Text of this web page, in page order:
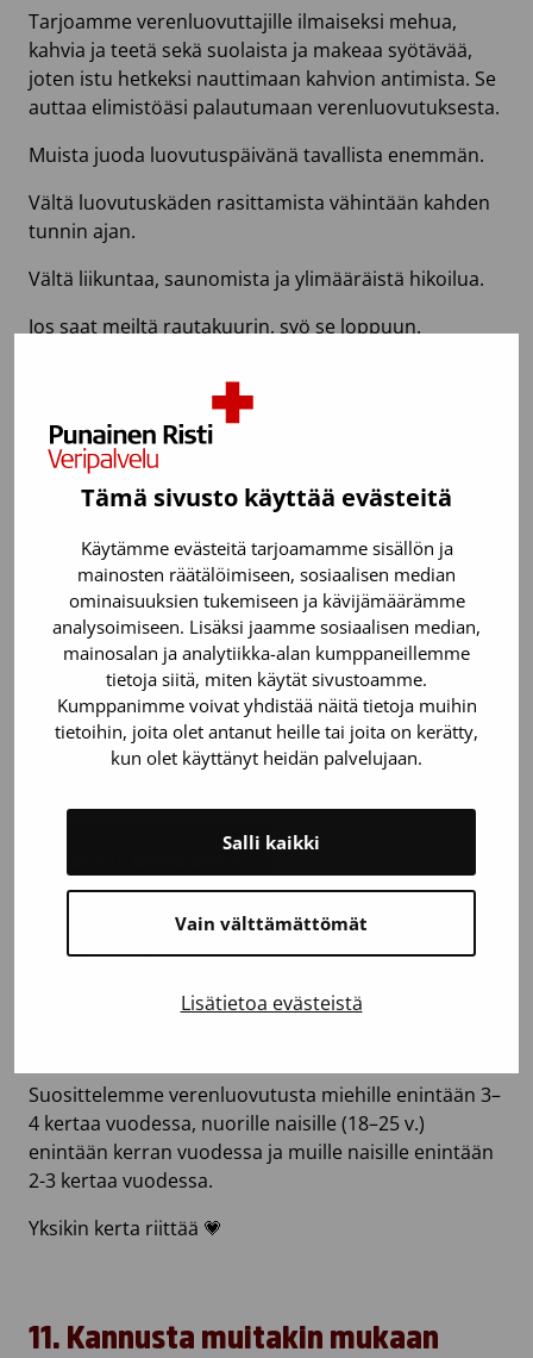
Tämä sivusto käyttää evästeitä
Käytämme evästeitä tarjoamamme sisällön ja
mainosten räätälöimiseen, sosiaalisen median
ominaisuuksien tukemiseen ja kävijämäärämme
analysoimiseen. Lisäksi jaamme sosiaalisen median,
mainosalan ja analytiikka-alan kumppaneillemme
tietoja siitä, miten käytät sivustoamme.
Kumppanimme voivat yhdistää näitä tietoja muihin
tietoihin, joita olet antanut heille tai joita on kerätty,
kun olet käyttänyt heidän palvelujaan.
Vain välttämättömät
Salli kaikki
Lisätietoa evästeistä
Tarjoamme verenluovuttajille ilmaiseksi mehua,
kahvia ja teetä sekä suolaista ja makeaa syötävää,
joten istu hetkeksi nauttimaan kahvion antimista. Se
auttaa elimistöäsi palautumaan verenluovutuksesta.
Muista juoda luovutuspäivänä tavallista enemmän.
Vältä luovutuskäden rasittamista vähintään kahden
tunnin ajan.
Vältä liikuntaa, saunomista ja ylimääräistä hikoilua.
Jos saat meiltä rautakuurin, syö se loppuun.
jälkeen huomaat unohtaneesi kertoa meille asiasta,
joka saattaa vaikuttaa luovuttamasi veren
turvallisuuteen, ota yhteyttä luovutuspaikkaan tai
soita verenluovuttajien maksuttomaan
infonumeroon, p. 0800 0 5801 (arkisin klo 8–17).
Lataa Luovuttajan sovellus!
Pääset näkemään
sovelluksesta tiedot hemoglobiinistasi,
veriryhmästäsi sekä seuraavasta mahdollisesta
luovutusajankohdasta. Voit ladata sovelluksen,
vaikka et olisi luovuttanut verta koskaan.
Toimi näin luovutuksen jälkeen
10. Tulethan uudestaan!
Toivomme, että käyntisi on hyvä kokemus ja
Suosittelemme verenluovutusta miehille enintään 3–
4 kertaa vuodessa, nuorille naisille (18–25 v.)
enintään kerran vuodessa ja muille naisille enintään
2-3 kertaa vuodessa.
Yksikin kerta riittää 💗
11. Kannusta muitakin mukaan